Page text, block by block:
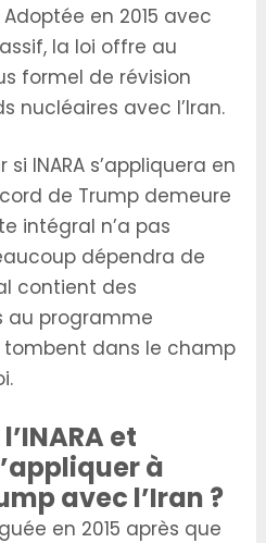
Adoptée en 2015 avec
la loi offre au
formel de révision
nucléaires avec l’Iran.
INARA s’appliquera en
de Trump demeure
intégral n’a pas
dépendra de
contient des
au programme
dans le champ
et
à
avec l’Iran ?
en 2015 après que